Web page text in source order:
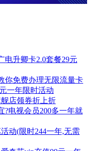
电升卿卡2.0套餐29元
你免费办理无限流量卡
一年限时活动
店领券折上折
?电视会员200多一年就
动(限时244一年,无需